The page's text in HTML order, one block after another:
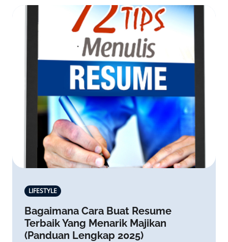
LIFESTYLE
Bagaimana Cara Buat Resume
Terbaik Yang Menarik Majikan
(Panduan Lengkap 2025)